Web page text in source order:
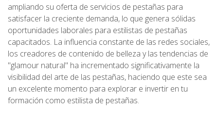
ampliando su oferta de servicios de pestañas para
satisfacer la creciente demanda, lo que genera sólidas
oportunidades laborales para estilistas de pestañas
capacitados. La influencia constante de las redes sociales,
los creadores de contenido de belleza y las tendencias de
"glamour natural" ha incrementado significativamente la
visibilidad del arte de las pestañas, haciendo que este sea
un excelente momento para explorar e invertir en tu
formación como estilista de pestañas.